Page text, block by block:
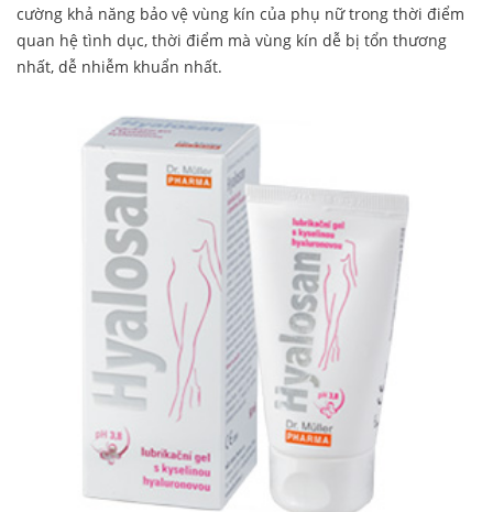
cường khả năng bảo vệ vùng kín của phụ nữ trong thời điểm
quan hệ tình dục, thời điểm mà vùng kín dễ bị tổn thương
nhất, dễ nhiễm khuẩn nhất.